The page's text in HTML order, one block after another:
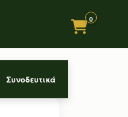
0
Συνοδευτικά